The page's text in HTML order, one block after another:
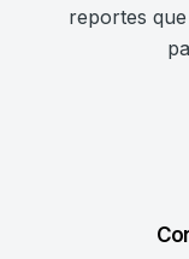
reportes